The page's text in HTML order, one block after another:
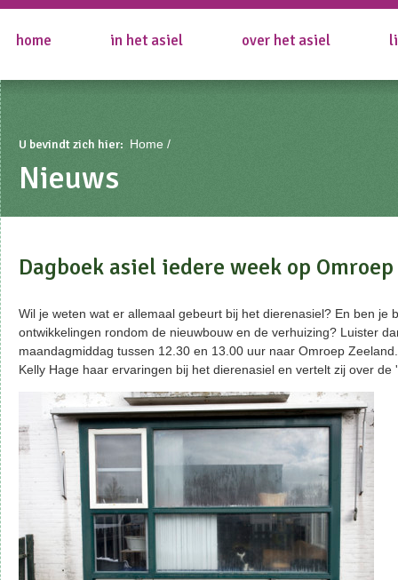
home in het asiel over het asiel
U bevindt zich hier: Home
Nieuws
Dagboek asiel iedere week op
Wil je weten wat er allemaal gebeurt bij het dierenasiel? En ben je
ontwikkelingen rondom de nieuwbouw en de verhuizing? Luister
maandagmiddag tussen 12.30 en 13.00 uur naar Omroep
Kelly Hage haar ervaringen bij het dierenasiel en vertelt zij over de